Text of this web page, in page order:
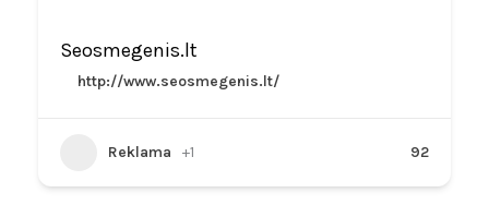
Seosmegenis.lt
http://www.seosmegenis.lt/
Reklama +1 92